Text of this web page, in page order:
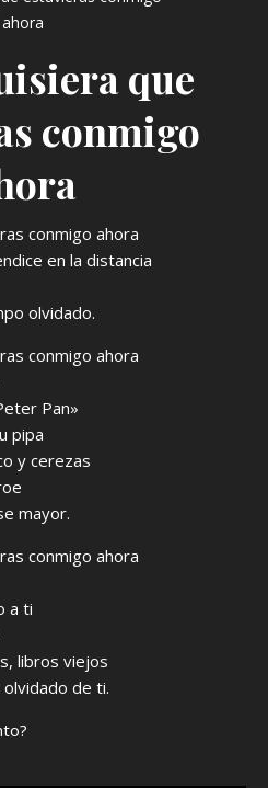
ahora
que
conmigo
conmigo ahora
en la distancia
olvidado.
conmigo ahora
Pan»
pipa
y cerezas
mayor.
conmigo ahora
a ti
libros viejos
de ti.